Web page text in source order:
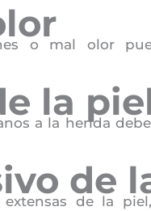
o mal olor
la
a la herida
de
de la